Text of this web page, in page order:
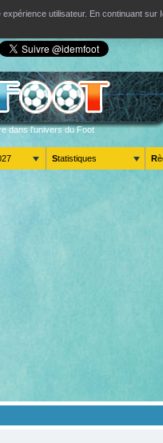
utilisateur. En continuant
dans l'univers du Foot
Statistiques